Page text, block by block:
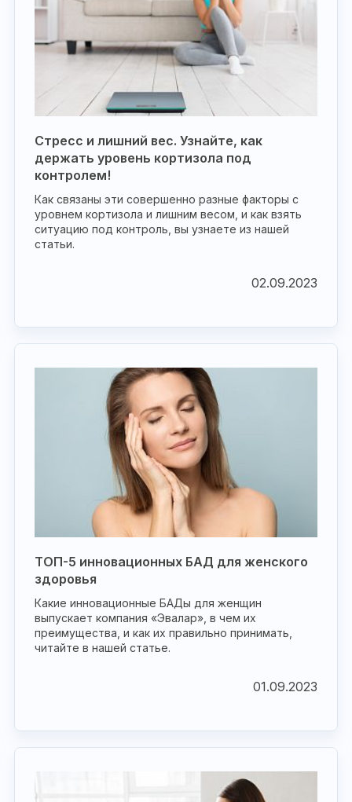
Стресс и лишний вес. Узнайте, как
держать уровень кортизола под
контролем!
Как связаны эти совершенно разные факторы с
уровнем кортизола и лишним весом, и как взять
ситуацию под контроль, вы узнаете из нашей
статьи.
02.09.2023
ТОП-5 инновационных БАД для женского
здоровья
Какие инновационные БАДы для женщин
выпускает компания «Эвалар», в чем их
преимущества, и как их правильно принимать,
читайте в нашей статье.
01.09.2023